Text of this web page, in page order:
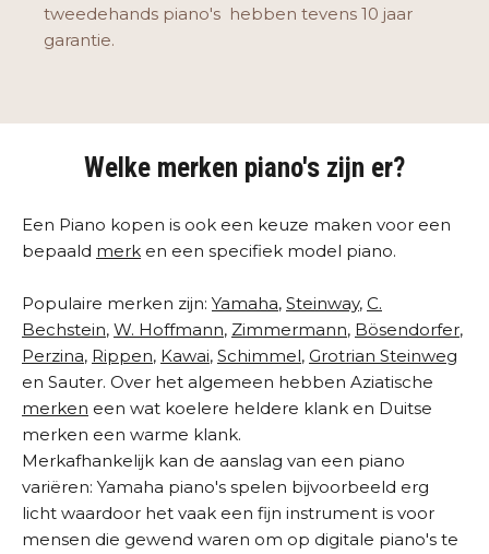
tweedehands piano's hebben tevens 10 jaar
garantie.
Welke merken piano's zijn er?
Een Piano kopen is ook een keuze maken voor een
bepaald merk en een specifiek model piano.
Populaire merken zijn: Yamaha, Steinway, C.
Bechstein, W. Hoffmann, Zimmermann, Bösendorfer,
Perzina, Rippen, Kawai, Schimmel, Grotrian Steinweg
en Sauter. Over het algemeen hebben Aziatische
merken een wat koelere heldere klank en Duitse
merken een warme klank.
Merkafhankelijk kan de aanslag van een piano
variëren: Yamaha piano's spelen bijvoorbeeld erg
licht waardoor het vaak een fijn instrument is voor
mensen die gewend waren om op digitale piano's te